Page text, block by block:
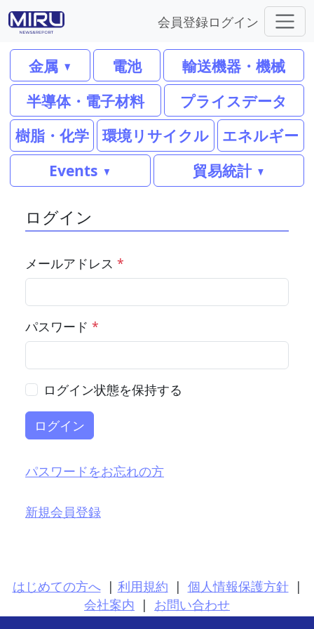
会員登録ログイン
金属 電池
輸送機器・機械
半導体・電子材料
プライスデータ
樹脂・化学
環境リサイクル
エネルギー
Events
貿易統計
ログイン
メールアドレス *
パスワード *
ログイン状態を保持する
ログイン
パスワードをお忘れの方
新規会員登録
はじめての方へ | 利用規約 | 個人情報保護方針 |
会社案内 | お問い合わせ